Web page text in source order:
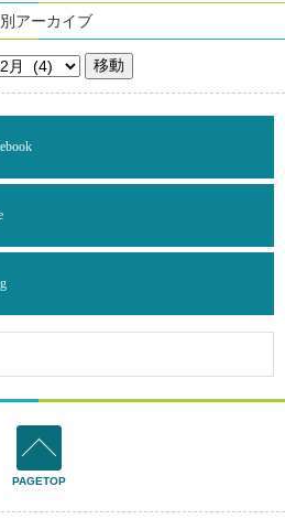
アーカイブ
PAGETOP